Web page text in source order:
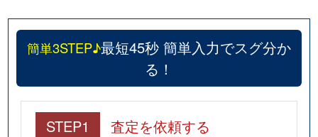
簡単3STEP♪最短45秒 簡単入力でスグ分か
る！
STEP1 査定を依頼する